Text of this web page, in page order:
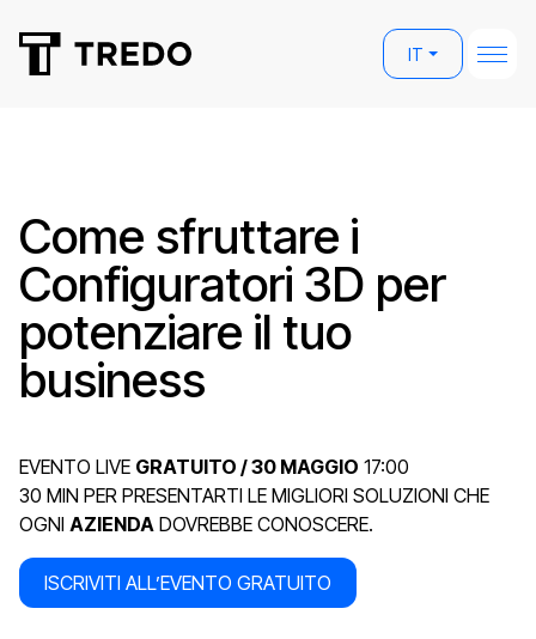
IT
Come sfruttare i
Configuratori 3D per
potenziare il tuo
business
EVENTO LIVE GRATUITO / 30 MAGGIO 17:00
30 MIN PER PRESENTARTI LE MIGLIORI SOLUZIONI CHE
OGNI AZIENDA DOVREBBE CONOSCERE.
ISCRIVITI ALL’EVENTO GRATUITO